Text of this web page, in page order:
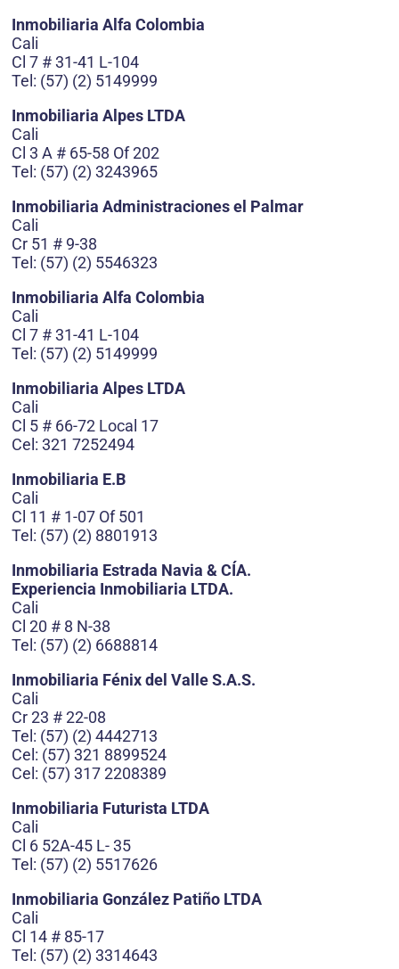
Inmobiliaria Alfa Colombia
Cali
Cl 7 # 31-41 L-104
Tel: (57) (2) 5149999
Inmobiliaria Alpes LTDA
Cali
Cl 3 A # 65-58 Of 202
Tel: (57) (2) 3243965
Inmobiliaria Administraciones el Palmar
Cali
Cr 51 # 9-38
Tel: (57) (2) 5546323
Inmobiliaria Alfa Colombia
Cali
Cl 7 # 31-41 L-104
Tel: (57) (2) 5149999
Inmobiliaria Alpes LTDA
Cali
Cl 5 # 66-72 Local 17
Cel: 321 7252494
Inmobiliaria E.B
Cali
Cl 11 # 1-07 Of 501
Tel: (57) (2) 8801913
Inmobiliaria Estrada Navia & CÍA.
Experiencia Inmobiliaria LTDA.
Cali
Cl 20 # 8 N-38
Tel: (57) (2) 6688814
Inmobiliaria Fénix del Valle S.A.S.
Cali
Cr 23 # 22-08
Tel: (57) (2) 4442713
Cel: (57) 321 8899524
Cel: (57) 317 2208389
Inmobiliaria Futurista LTDA
Cali
Cl 6 52A-45 L- 35
Tel: (57) (2) 5517626
Inmobiliaria González Patiño LTDA
Cali
Cl 14 # 85-17
Tel: (57) (2) 3314643